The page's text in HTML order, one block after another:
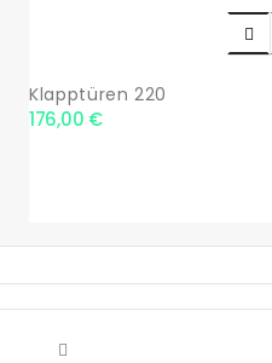

Klapptüren 220
176,00 €